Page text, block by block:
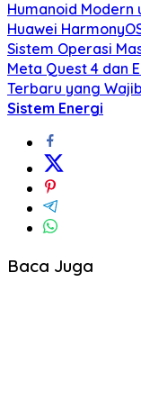
Humanoid Modern
Huawei
Sistem Operasi
Meta Quest 4 dan
Terbaru yang
Sistem Energi
Baca Juga